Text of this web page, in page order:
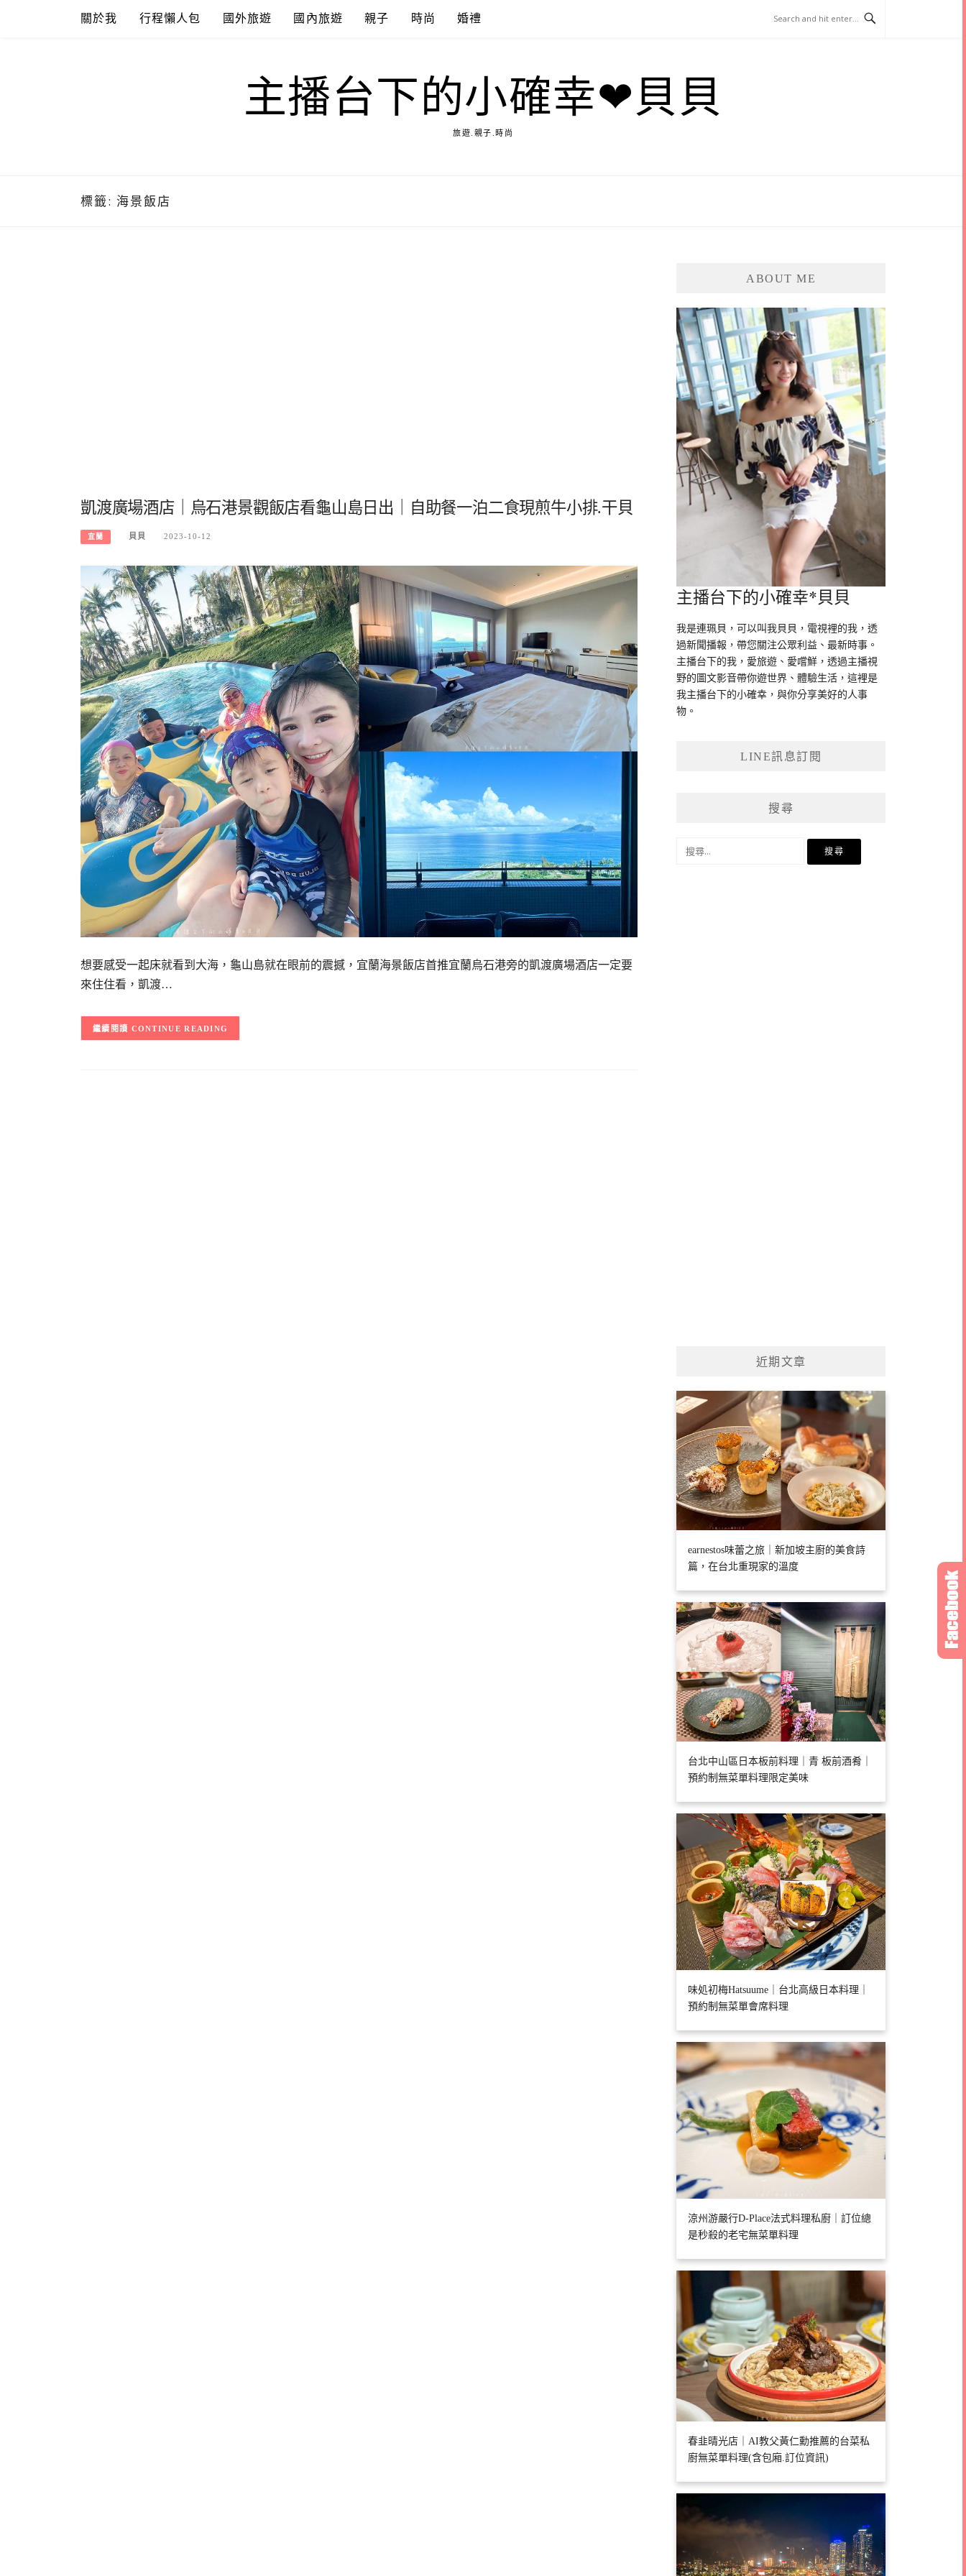
關於我 行程懶人包 國外旅遊 國內旅遊 親子 時尚 婚禮
主播台下的小確幸❤貝貝
旅遊.親子.時尚
標籤: 海景飯店
凱渡廣場酒店｜烏石港景觀飯店看龜山島日出｜自助餐一泊二食現煎牛小排.干貝
宜蘭 貝貝 2023-10-12
想要感受一起床就看到大海，龜山島就在眼前的震撼，宜蘭海景飯店首推宜蘭烏石港旁的凱渡廣場酒店一定要
來住住看，凱渡…
CONTINUE READING
ABOUT ME
主播台下的小確幸*貝貝
我是連珮貝，可以叫我貝貝，電視裡的我，透
過新聞播報，帶您關注公眾利益、最新時事。
主播台下的我，愛旅遊、愛嚐鮮，透過主播視
野的圖文影音帶你遊世界、體驗生活，這裡是
我主播台下的小確幸，與你分享美好的人事
物。
LINE訊息訂閱
搜尋
近期文章
earnestos味蕾之旅｜新加坡主廚的美食詩
篇，在台北重現家的溫度
台北中山區日本板前料理｜青 板前酒肴｜
預約制無菜單料理限定美味
味処初梅Hatsuume｜台北高級日本料理｜
預約制無菜單會席料理
涼州游嚴行D-Place法式料理私廚｜訂位總
是秒殺的老宅無菜單料理
春韭晴光店｜AI教父黃仁勳推薦的台菜私
廚無菜單料理(含包廂.訂位資訊)